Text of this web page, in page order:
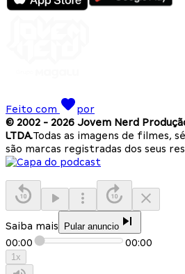
Feito com
por
© 2002 - 2026 Jovem Nerd
LTDA.Todas as imagens de filmes,
são marcas registradas dos seus
Saiba mais Pular anuncio
00:00 00:00
1x